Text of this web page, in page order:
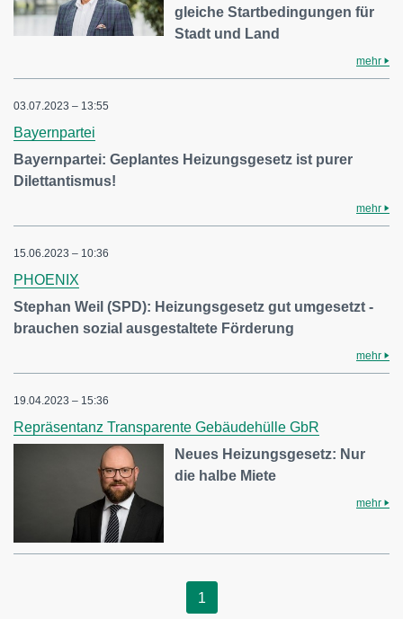
gleiche Startbedingungen für
Stadt und Land
mehr
03.07.2023 – 13:55
Bayernpartei
Bayernpartei: Geplantes Heizungsgesetz ist purer
Dilettantismus!
mehr
15.06.2023 – 10:36
PHOENIX
Stephan Weil (SPD): Heizungsgesetz gut umgesetzt -
brauchen sozial ausgestaltete Förderung
mehr
19.04.2023 – 15:36
Repräsentanz Transparente Gebäudehülle GbR
Neues Heizungsgesetz: Nur
die halbe Miete
mehr
1